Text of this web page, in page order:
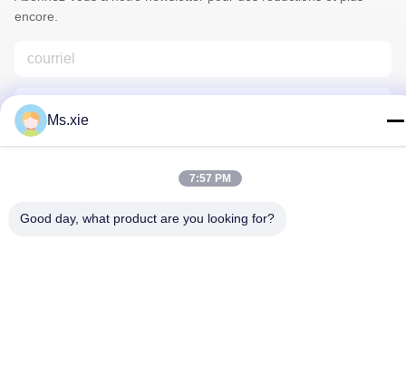
encore.
Ms.xie
7:57 PM
Good day, what product are you looking for?